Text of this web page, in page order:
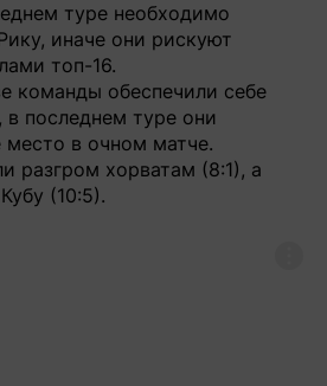
туре необходимо
иначе они рискуют
топ-16.
команды обеспечили себе
последнем туре они
место в очном матче.
разгром хорватам (8:1), а
(10:5).